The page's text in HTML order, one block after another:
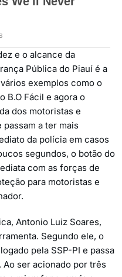
e o alcance da
Pública do Piauí é a
exemplos como o
B.O Fácil e agora o
dos motoristas e
a ter mais
da polícia em casos
segundos, o botão do
com as forças de
para motoristas e
Antonio Luiz Soares,
Segundo ele, o
pela SSP-PI e passa
ser acionado por três